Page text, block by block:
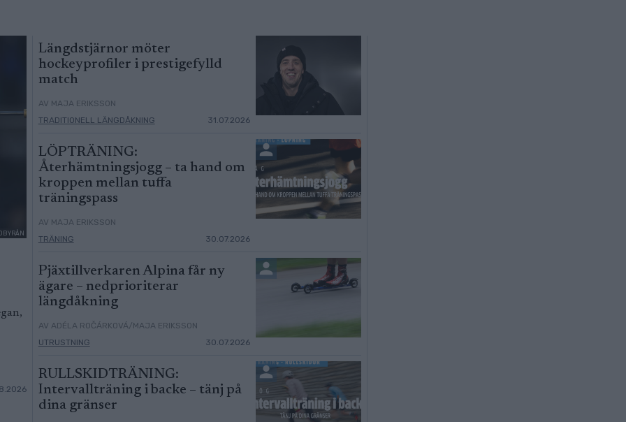
Längdstjärnor möter
hockeyprofiler i prestigefylld
match
AV MAJA ERIKSSON
TRADITIONELL LÄNGDÅKNING
31.07.2026
LÖPTRÄNING:
Återhämtningsjogg – ta hand om
kroppen mellan tuffa
träningspass
AV MAJA ERIKSSON
TRÄNING
30.07.2026
Pjäxtillverkaren Alpina får ny
ägare – nedprioriterar
längdåkning
AV ADÉLA ROČÁRKOVÁ/MAJA ERIKSSON
UTRUSTNING
30.07.2026
RULLSKIDTRÄNING:
Intervallträning i backe – tänj på
dina gränser